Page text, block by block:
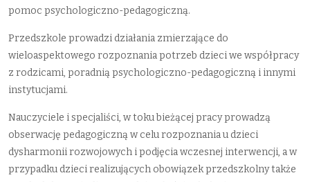
pomoc psychologiczno-pedagogiczną.
Przedszkole prowadzi działania zmierzające do
wieloaspektowego rozpoznania potrzeb dzieci we współpracy
z rodzicami, poradnią psychologiczno-pedagogiczną i innymi
instytucjami.
Nauczyciele i specjaliści, w toku bieżącej pracy prowadzą
obserwację pedagogiczną w celu rozpoznania u dzieci
dysharmonii rozwojowych i podjęcia wczesnej interwencji, a w
przypadku dzieci realizujących obowiązek przedszkolny także